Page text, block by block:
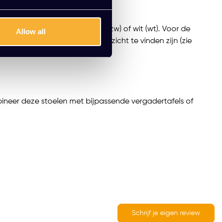
Allow all
in aluminium (al), zwart (zw) of wit (wt). Voor de
in het stoffenoverzicht te vinden zijn (zie
aan elke ruimte.
deze stoelen met bijpassende vergadertafels of
Schrijf je eigen review